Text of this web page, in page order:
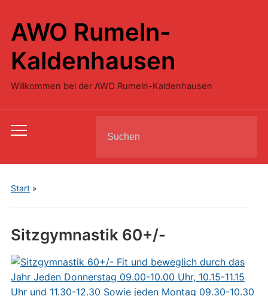
AWO Rumeln-
Kaldenhausen
Willkommen bei der AWO Rumeln-Kaldenhausen
Toggle
menu
for:
Start»
Sitzgymnastik 60+/-